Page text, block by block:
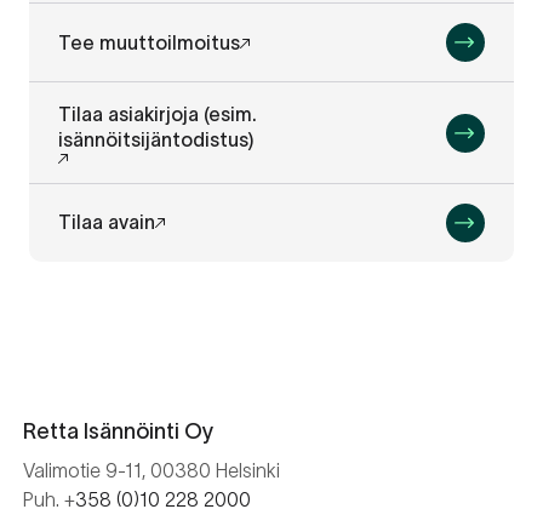
Tee muuttoilmoitus
Tilaa asiakirjoja (esim.
isännöitsijäntodistus)
Tilaa avain
Retta Isännöinti Oy
Valimotie 9-11, 00380 Helsinki
Puh. +358 (0)10 228 2000